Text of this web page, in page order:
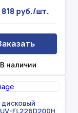
818 руб./шт.
В наличии
FL226D200H